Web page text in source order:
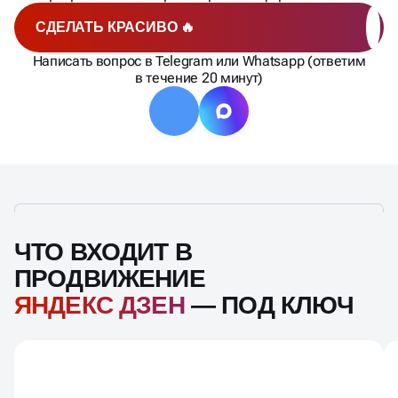
СДЕЛАТЬ КРАСИВО 🔥
Написать вопрос в Telegram или Whatsapp (ответим
в течение 20 минут)
ЧТО ВХОДИТ В
ПРОДВИЖЕНИЕ
ЯНДЕКС ДЗЕН— ПОД КЛЮЧ